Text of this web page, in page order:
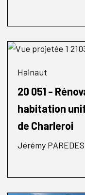
Hainaut
20 051 -
habitation
de Charleroi
Jérémy